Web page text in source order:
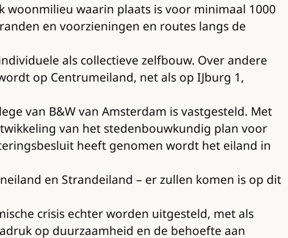
woonmilieu waarin plaats is voor minimaal 1000
en voorzieningen en routes langs de
als collectieve zelfbouw. Over andere
op Centrumeiland, net als op IJburg 1,
van B&W van Amsterdam is vastgesteld. Met
van het stedenbouwkundig plan voor
heeft genomen wordt het eiland in
en Strandeiland – er zullen komen is op dit
crisis echter worden uitgesteld, met als
op duurzaamheid en de behoefte aan